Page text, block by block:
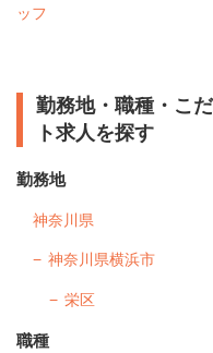
ッフ
勤務地・職種・こ
ト求人を探す
勤務地
神奈川県
神奈川県横浜市
栄区
職種